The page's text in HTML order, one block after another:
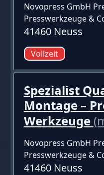
Novopress GmbH
Presswerkzeuge &
41460 Neuss
Vollzeit
Spezialist
Montage –
Werkzeuge
Novopress GmbH
Presswerkzeuge &
41460 Neuss